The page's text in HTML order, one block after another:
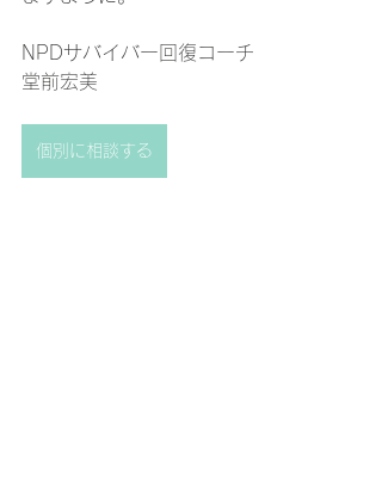
NPDサバイバー回復コーチ
堂前宏美
個別に相談する